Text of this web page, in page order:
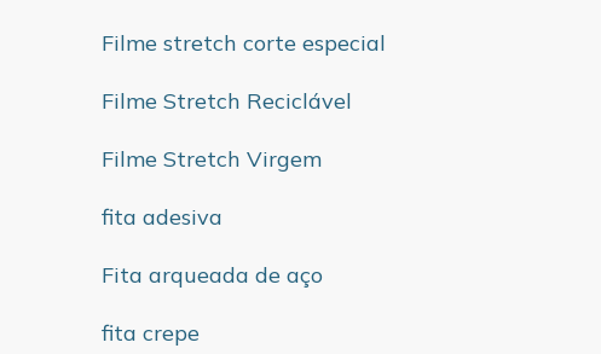
Filme stretch corte especial
Filme Stretch Reciclável
Filme Stretch Virgem
fita adesiva
Fita arqueada de aço
fita crepe